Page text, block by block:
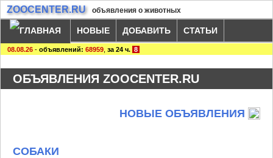
ZOOCENTER.RU объявления о животных
НОВЫЕ ДОБАВИТЬ СТАТЬИ
08.08.26 - объявлений: 68959 за 24 ч. 8
ОБЪЯВЛЕНИЯ ZOOCENTER.RU
НОВЫЕ ОБЪЯВЛЕНИЯ
СОБАКИ